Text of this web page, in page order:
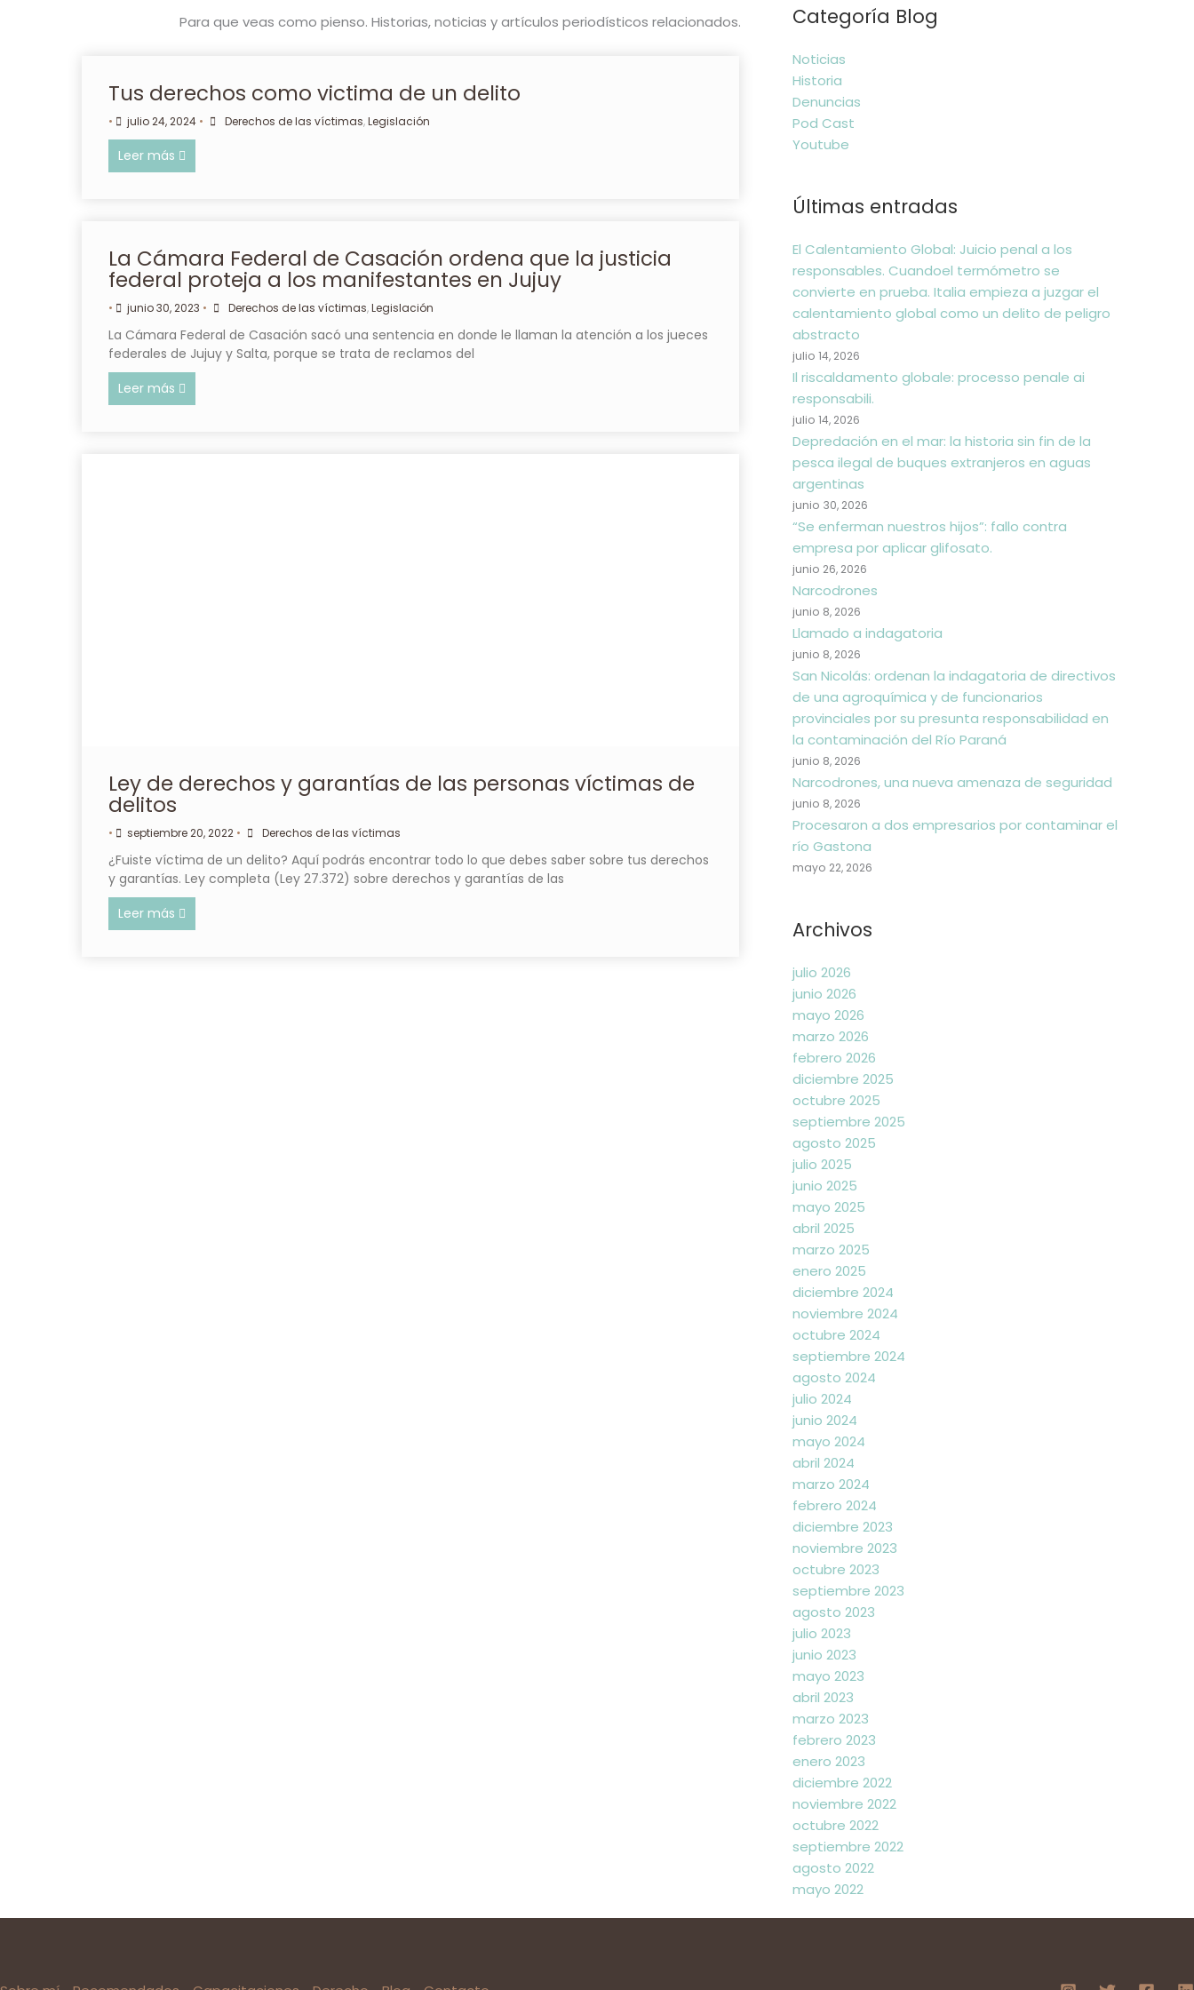
Para que veas como pienso. Historias, noticias y artículos periodísticos relacionados.
Tus derechos como victima de un delito
• julio 24, 2024 • Derechos de las víctimas,Legislación
Leer más
La Cámara Federal de Casación ordena que la justicia
federal proteja a los manifestantes en Jujuy
• junio 30, 2023 • Derechos de las víctimas,Legislación
La Cámara Federal de Casación sacó una sentencia en donde le llaman la atención a los jueces
federales de Jujuy y Salta, porque se trata de reclamos del
Leer más
Ley de derechos y garantías de las personas víctimas de
delitos
• septiembre 20, 2022 • Derechos de las víctimas
¿Fuiste víctima de un delito? Aquí podrás encontrar todo lo que debes saber sobre tus derechos
y garantías. Ley completa (Ley 27.372) sobre derechos y garantías de las
Leer más
Categoría Blog
Noticias
Historia
Denuncias
Pod Cast
Youtube
Últimas entradas
El Calentamiento Global: Juicio penal a los
responsables. Cuandoel termómetro se
convierte en prueba. Italia empieza a juzgar el
calentamiento global como un delito de peligro
abstracto
julio 14, 2026
Il riscaldamento globale: processo penale ai
responsabili.
julio 14, 2026
Depredación en el mar: la historia sin fin de la
pesca ilegal de buques extranjeros en aguas
argentinas
junio 30, 2026
“Se enferman nuestros hijos”: fallo contra
empresa por aplicar glifosato.
junio 26, 2026
Narcodrones
junio 8, 2026
Llamado a indagatoria
junio 8, 2026
San Nicolás: ordenan la indagatoria de directivos
de una agroquímica y de funcionarios
provinciales por su presunta responsabilidad en
la contaminación del Río Paraná
junio 8, 2026
Narcodrones, una nueva amenaza de seguridad
junio 8, 2026
Procesaron a dos empresarios por contaminar el
río Gastona
mayo 22, 2026
Archivos
julio 2026
junio 2026
mayo 2026
marzo 2026
febrero 2026
diciembre 2025
octubre 2025
septiembre 2025
agosto 2025
julio 2025
junio 2025
mayo 2025
abril 2025
marzo 2025
enero 2025
diciembre 2024
noviembre 2024
octubre 2024
septiembre 2024
agosto 2024
julio 2024
junio 2024
mayo 2024
abril 2024
marzo 2024
febrero 2024
diciembre 2023
noviembre 2023
octubre 2023
septiembre 2023
agosto 2023
julio 2023
junio 2023
mayo 2023
abril 2023
marzo 2023
febrero 2023
enero 2023
diciembre 2022
noviembre 2022
octubre 2022
septiembre 2022
agosto 2022
mayo 2022